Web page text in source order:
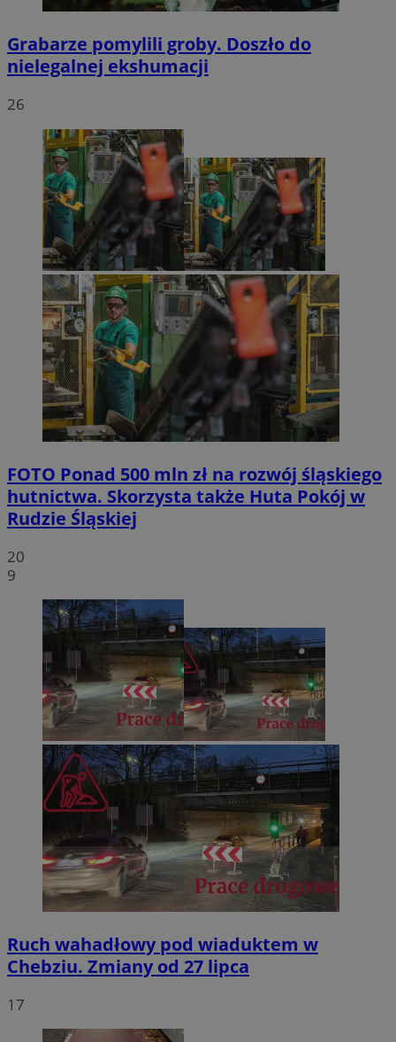
Grabarze pomylili groby. Doszło do
nielegalnej ekshumacji
26
FOTO Ponad 500 mln zł na rozwój śląskiego
hutnictwa. Skorzysta także Huta Pokój w
Rudzie Śląskiej
20
9
Ruch wahadłowy pod wiaduktem w
Chebziu. Zmiany od 27 lipca
17